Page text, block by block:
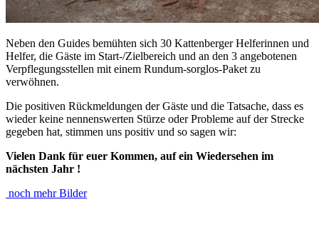
Neben den Guides bemühten sich 30 Kattenberger Helferinnen und
Helfer, die Gäste im Start-/Zielbereich und an den 3 angebotenen
Verpflegungsstellen mit einem Rundum-sorglos-Paket zu
verwöhnen.
Die positiven Rückmeldungen der Gäste und die Tatsache, dass es
wieder keine nennenswerten Stürze oder Probleme auf der Strecke
gegeben hat, stimmen uns positiv und so sagen wir:
Vielen Dank für euer Kommen, auf ein Wiedersehen im
nächsten Jahr !
noch mehr Bilder